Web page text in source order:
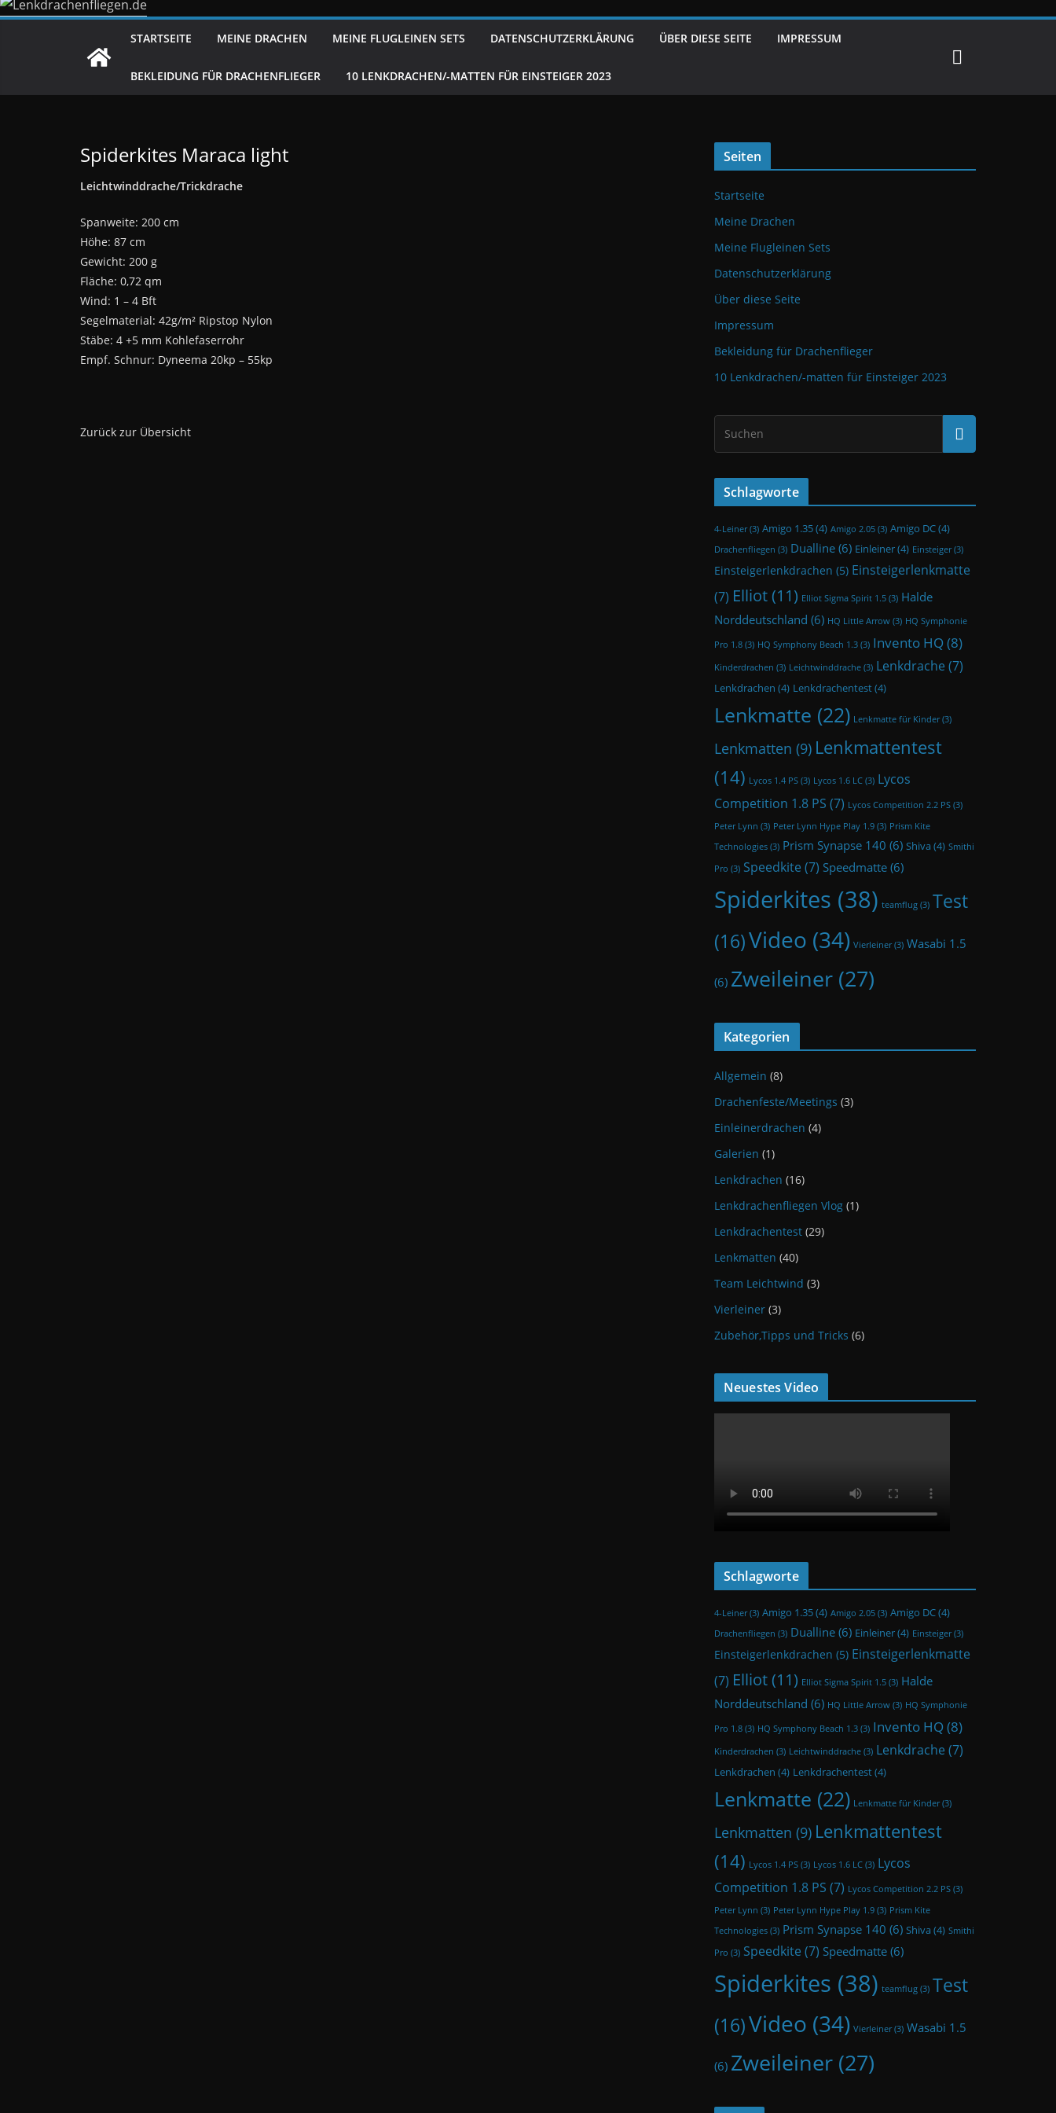
STARTSEITE MEINE DRACHEN MEINE FLUGLEINEN SETS DATENSCHUTZERKLÄRUNG ÜBER DIESE SEITE IMPRESSUM
BEKLEIDUNG FÜR DRACHENFLIEGER 10 LENKDRACHEN/-MATTEN FÜR EINSTEIGER 2023
Spiderkites Maraca light
Leichtwinddrache/Trickdrache
Spanweite: 200 cm
Höhe: 87 cm
Gewicht: 200 g
Fläche: 0,72 qm
Wind: 1 – 4 Bft
Segelmaterial: 42g/m² Ripstop Nylon
Stäbe: 4 +5 mm Kohlefaserrohr
Empf. Schnur: Dyneema 20kp – 55kp
Zurück zur Übersicht
Seiten
Startseite
Meine Drachen
Meine Flugleinen Sets
Datenschutzerklärung
Über diese Seite
Impressum
Bekleidung für Drachenflieger
10 Lenkdrachen/-matten für Einsteiger 2023
Schlagworte
4-Leiner(3) Amigo 1.35(4) Amigo 2.05 (3) Amigo DC(4)
Drachenfliegen (3) Dualline(6) Einleiner(4) Einsteiger(3)
Einsteigerlenkdrachen (5) Einsteigerlenkmatte
(7) Elliot(11) Elliot Sigma Spirit 1.5 (3) Halde
Norddeutschland (6) HQ Little Arrow (3) HQ Symphonie
Pro 1.8 (3) HQ Symphony Beach 1.3 (3) Invento HQ(8)
Kinderdrachen (3) Leichtwinddrache (3) Lenkdrache (7)
Lenkdrachen (4) Lenkdrachentest(4)
Lenkmatte (22) Lenkmatte für Kinder(3)
Lenkmatten (9) Lenkmattentest
(14) Lycos 1.4 PS (3) Lycos 1.6 LC (3) Lycos
Competition 1.8 PS (7) Lycos Competition 2.2 PS (3)
Peter Lynn (3) Peter Lynn Hype Play 1.9 (3) Prism Kite
Technologies (3) Prism Synapse 140 (6) Shiva(4) Smithi
Pro (3) Speedkite (7) Speedmatte(6)
Spiderkites (38) teamflug (3) Test
(16)Video (34) Vierleiner(3) Wasabi 1.5
(6) Zweileiner (27)
Kategorien
Allgemein (8)
Drachenfeste/Meetings (3)
Einleinerdrachen (4)
Galerien (1)
Lenkdrachen (16)
Lenkdrachenfliegen Vlog (1)
Lenkdrachentest (29)
Lenkmatten (40)
Team Leichtwind (3)
Vierleiner (3)
Zubehör,Tipps und Tricks (6)
Neuestes Video
Schlagworte
4-Leiner(3) Amigo 1.35(4) Amigo 2.05 (3) Amigo DC(4)
Drachenfliegen (3) Dualline(6) Einleiner(4) Einsteiger(3)
Einsteigerlenkdrachen (5) Einsteigerlenkmatte
(7) Elliot(11) Elliot Sigma Spirit 1.5 (3) Halde
Norddeutschland (6) HQ Little Arrow (3) HQ Symphonie
Pro 1.8 (3) HQ Symphony Beach 1.3 (3) Invento HQ(8)
Kinderdrachen (3) Leichtwinddrache (3) Lenkdrache (7)
Lenkdrachen (4) Lenkdrachentest(4)
Lenkmatte (22) Lenkmatte für Kinder(3)
Lenkmatten (9) Lenkmattentest
(14) Lycos 1.4 PS (3) Lycos 1.6 LC (3) Lycos
Competition 1.8 PS (7) Lycos Competition 2.2 PS (3)
Peter Lynn (3) Peter Lynn Hype Play 1.9 (3) Prism Kite
Technologies (3) Prism Synapse 140 (6) Shiva(4) Smithi
Pro (3) Speedkite (7) Speedmatte(6)
Spiderkites (38) teamflug (3) Test
(16)Video (34) Vierleiner(3) Wasabi 1.5
(6) Zweileiner (27)